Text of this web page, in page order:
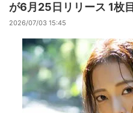
が6月25日リリース 1枚目
2026/07/03 15:45